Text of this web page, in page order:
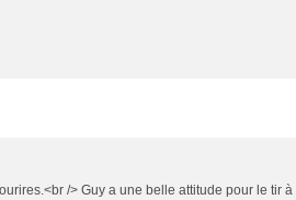
/> Guy a une belle attitude pour le tir